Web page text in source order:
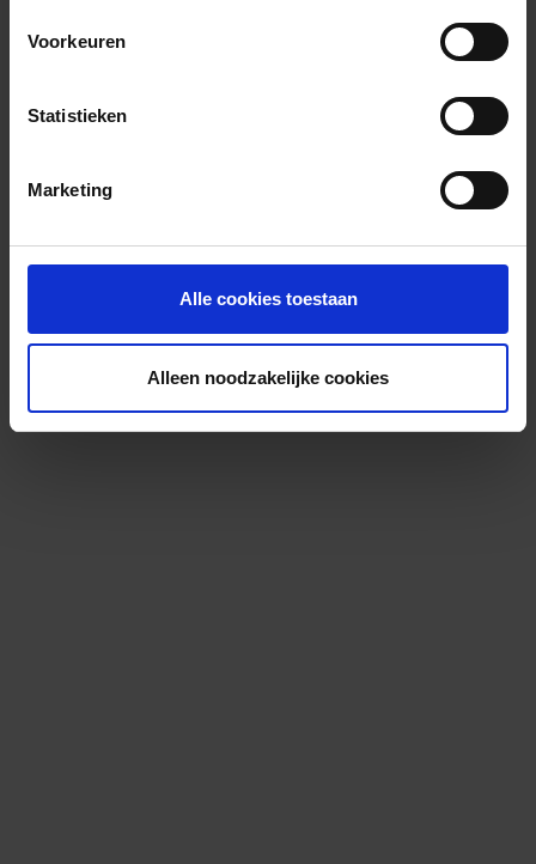
Voorkeuren
Statistieken
Marketing
Alle cookies toestaan
Alleen noodzakelijke cookies